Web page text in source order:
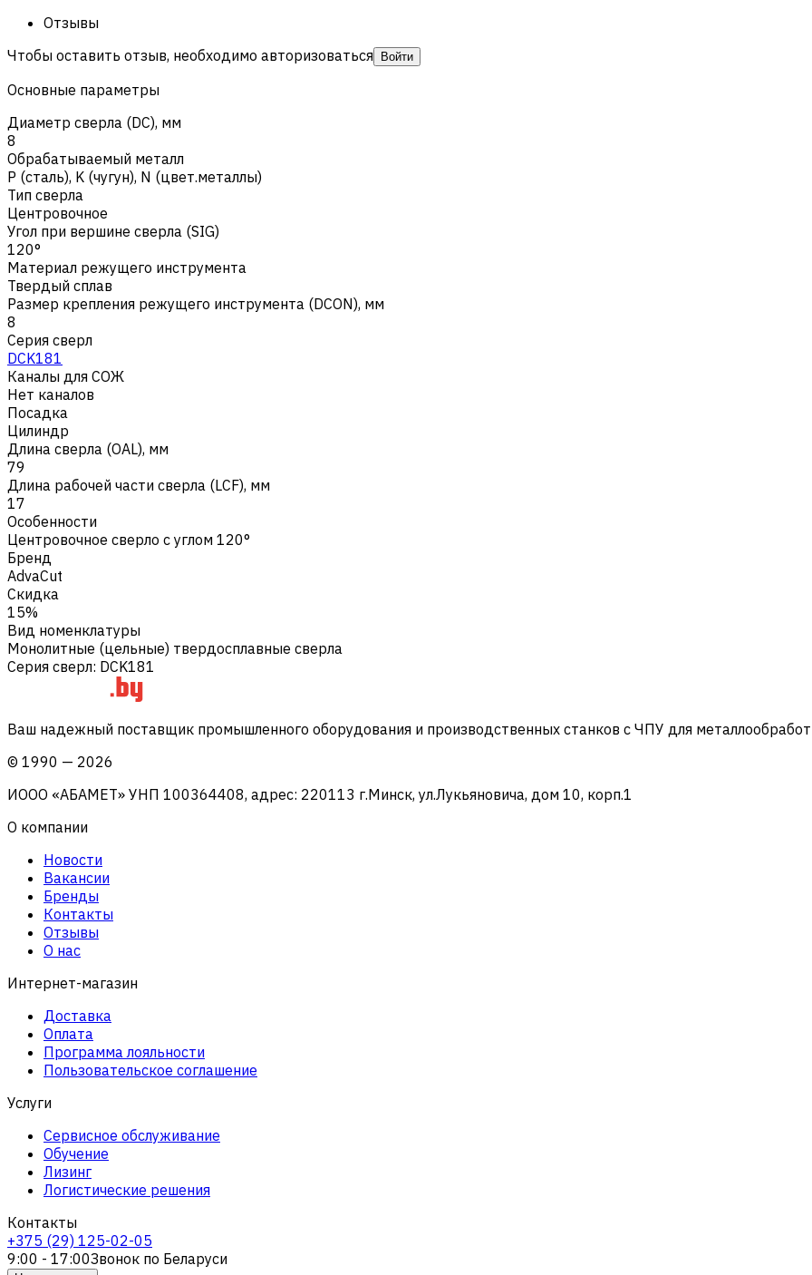
Отзывы
Чтобы оставить отзыв, необходимо авторизоваться
Войти
Основные параметры
Диаметр сверла (DC), мм
8
Обрабатываемый металл
Р (сталь), K (чугун), N (цвет.металлы)
Тип сверла
Центровочное
Угол при вершине сверла (SIG)
120°
Материал режущего инструмента
Твердый сплав
Размер крепления режущего инструмента (DCON), мм
8
Серия сверл
DCK181
Каналы для СОЖ
Нет каналов
Посадка
Цилиндр
Длина сверла (OAL), мм
79
Длина рабочей части сверла (LCF), мм
17
Особенности
Центровочное сверло с углом 120°
Бренд
AdvaCut
Скидка
15%
Вид номенклатуры
Монолитные (цельные) твердосплавные сверла
Серия сверл: DCK181
Ваш надежный поставщик промышленного оборудования и производственных станков с ЧПУ для
© 1990 — 2026
ИООО «АБАМЕТ» УНП 100364408, адрес: 220113 г.Минск, ул.Лукьяновича, дом 10, корп.1
О компании
Новости
Вакансии
Бренды
Контакты
Отзывы
О нас
Интернет-магазин
Доставка
Оплата
Программа лояльности
Пользовательское соглашение
Услуги
Сервисное обслуживание
Обучение
Лизинг
Логистические решения
Контакты
+375 (29) 125-02-05
9:00 - 17:00Звонок по Беларуси